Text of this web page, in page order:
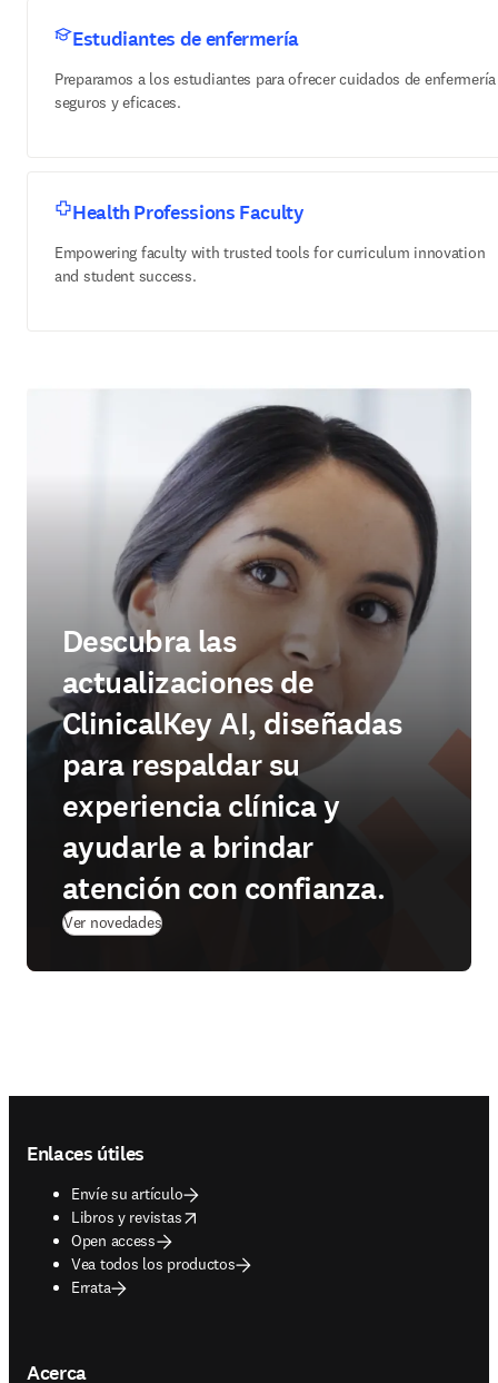
Estudiantes de enfermería
Preparamos a los estudiantes para ofrecer cuidados de enfermería
seguros y eficaces.
Health Professions Faculty
Empowering faculty with trusted tools for curriculum innovation
and student success.
Descubra las
actualizaciones de
ClinicalKey AI, diseñadas
para respaldar su
experiencia clínica y
ayudarle a brindar
atención con confianza.
Ver novedades
Enlaces útiles
Envíe su artículo
Libros y revistas
opens in new tab/window
Open access
Vea todos los productos
Errata
Acerca